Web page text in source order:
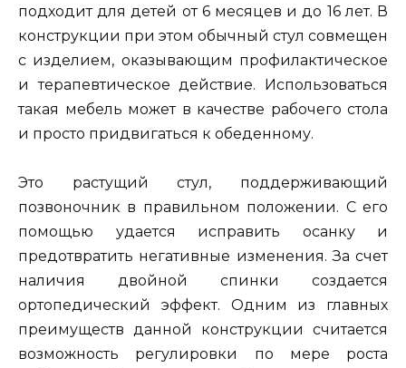
подходит для детей от 6 месяцев и до 16 лет. В
конструкции при этом обычный стул совмещен
с изделием, оказывающим профилактическое
и терапевтическое действие. Использоваться
такая мебель может в качестве рабочего стола
и просто придвигаться к обеденному.
Это растущий стул, поддерживающий
позвоночник в правильном положении. С его
помощью удается исправить осанку и
предотвратить негативные изменения. За счет
наличия двойной спинки создается
ортопедический эффект. Одним из главных
преимуществ данной конструкции считается
возможность регулировки по мере роста